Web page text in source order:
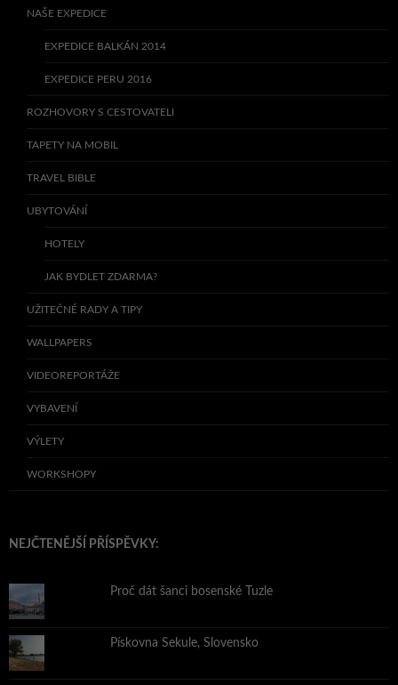
NAŠE EXPEDICE
EXPEDICE BALKÁN 2014
EXPEDICE PERU 2016
ROZHOVORY S CESTOVATELI
TAPETY NA MOBIL
TRAVEL BIBLE
UBYTOVÁNÍ
HOTELY
JAK BYDLET ZDARMA?
UŽITEČNÉ RADY A TIPY
WALLPAPERS
VIDEOREPORTÁŽE
VYBAVENÍ
VÝLETY
WORKSHOPY
NEJČTENĚJŠÍ PŘÍSPĚVKY:
Proč dát šanci bosenské Tuzle
Pískovna Sekule, Slovensko